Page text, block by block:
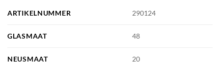
ARTIKELNUMMER 290124
GLASMAAT 48
NEUSMAAT 20